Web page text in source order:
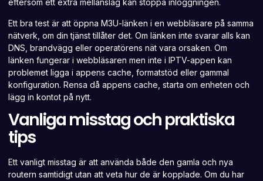
eftersom ett extra mellanslag kan stoppa inloggningen.
Ett bra test är att öppna M3U-länken i en webbläsare på samma
nätverk, om din tjänst tillåter det. Om länken inte svarar alls kan
DNS, brandvägg eller operatörens nät vara orsaken. Om
länken fungerar i webbläsaren men inte i IPTV-appen kan
problemet ligga i appens cache, formatstöd eller gammal
konfiguration. Rensa då appens cache, starta om enheten och
lägg in kontot på nytt.
Vanliga misstag och praktiska
tips
Ett vanligt misstag är att använda både den gamla och nya
routern samtidigt utan att veta hur de är kopplade. Om du har